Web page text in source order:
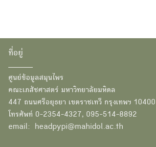
ที่อยู่
ศูนย์ข้อมูลสมุนไพร
คณะเภสัชศาสตร์ มหาวิทยาลัยมหิดล
447 ถนนศรีอยุธยา เขตราชเทวี กรุงเทพฯ 10400
โทรศัพท์ 0-2354-4327, 095-514-8892
email: headpypi@mahidol.ac.th